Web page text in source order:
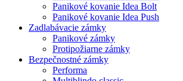
Panikové kovanie Idea Bolt
Panikové kovanie Idea Push
Zadlabávacie zámky
Panikové zámky
Protipožiarne zámky
Bezpečnostné zámky
Performa